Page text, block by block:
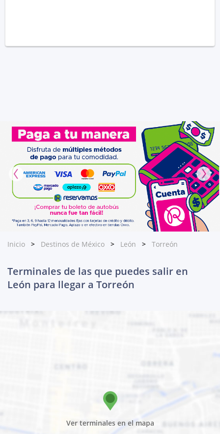
Inicio Destinos de México León Torreón
Terminales de las que puedes salir en
León para llegar a Torreón
Ver terminales en el mapa